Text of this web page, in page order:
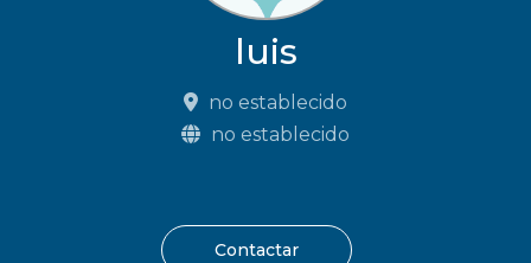
luis
no establecido
no establecido
Contactar